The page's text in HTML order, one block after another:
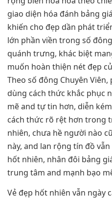
giao diện hóa đánh bảng
khiến cho đẹp dần phát
lớn phần viền trong số
quánh trưng, khác biệt
muốn hoàn thiện nét đẹp
Theo số đông Chuyên
dùng cách thức khắc phục
mẽ and tự tin hơn, diễn
cách thức rõ rệt hơn trong
nhiên, chưa hề người nào
này, and lan rộng tín đồ
hốt nhiên, nhân đôi bảng
trung tâm and mạnh bạo
Vẻ đẹp hốt nhiên vẫn ngày